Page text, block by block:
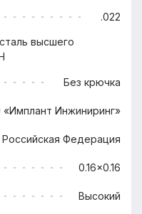
.022
высшего
Без крючка
Инжиниринг»
Российская Федерация
0.16x0.16
Высокий